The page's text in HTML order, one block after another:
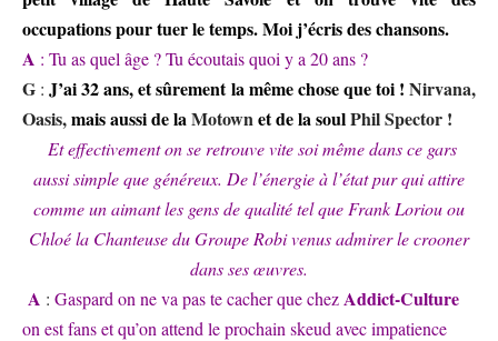
occupations pour tuer le temps. Moi j’écris des chansons.
A : Tu as quel âge ? Tu écoutais quoi y a 20 ans ?
G : J’ai 32 ans, et sûrement la même chose que toi ! Nirvana,
Oasis,mais aussi de laMotownet de la soulPhil Spector !
Et effectivement on se retrouve vite soi même dans ce gars
aussi simple que généreux. De l’énergie à l’état pur qui attire
comme un aimant les gens de qualité tel que Frank Loriou ou
Chloé la Chanteuse du Groupe Robi venus admirer le crooner
dans ses œuvres.
A : Gaspard on ne va pas te cacher que chezAddict-Culture
on est fans et qu’on attend le prochain skeud avec impatience